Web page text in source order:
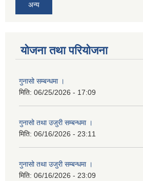
अन्य
योजना तथा परियोजना
गुनासो सम्बन्धमा ।
मिति: 06/25/2026 - 17:09
गुनासो तथा उजुरी सम्बन्धमा ।
मिति: 06/16/2026 - 23:11
गुनासो तथा उजुरी सम्बन्धमा ।
मिति: 06/16/2026 - 23:09